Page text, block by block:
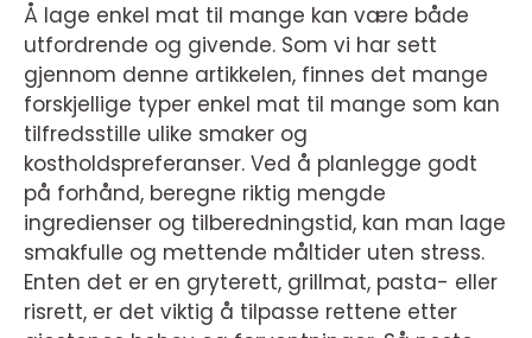
Å lage enkel mat til mange kan være både
utfordrende og givende. Som vi har sett
gjennom denne artikkelen, finnes det mange
forskjellige typer enkel mat til mange som kan
tilfredsstille ulike smaker og
kostholdspreferanser. Ved å planlegge godt
på forhånd, beregne riktig mengde
ingredienser og tilberedningstid, kan man lage
smakfulle og mettende måltider uten stress.
Enten det er en gryterett, grillmat, pasta- eller
risrett, er det viktig å tilpasse rettene etter